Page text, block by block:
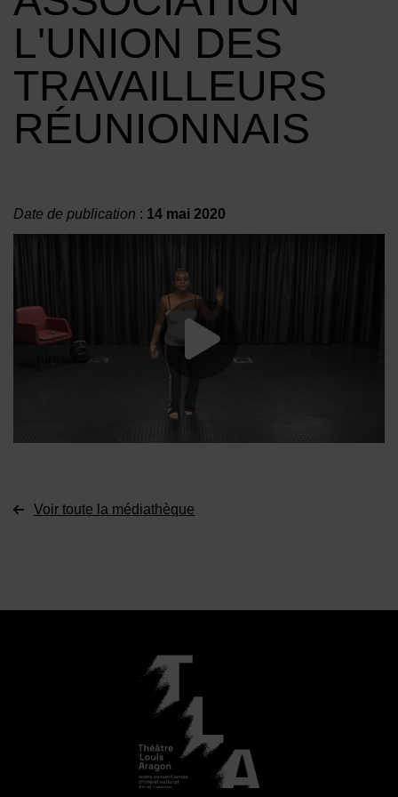
L'UNION DES
TRAVAILLEURS
RÉUNIONNAIS
Date de publication : 14 mai 2020
Voir toute la médiathèque